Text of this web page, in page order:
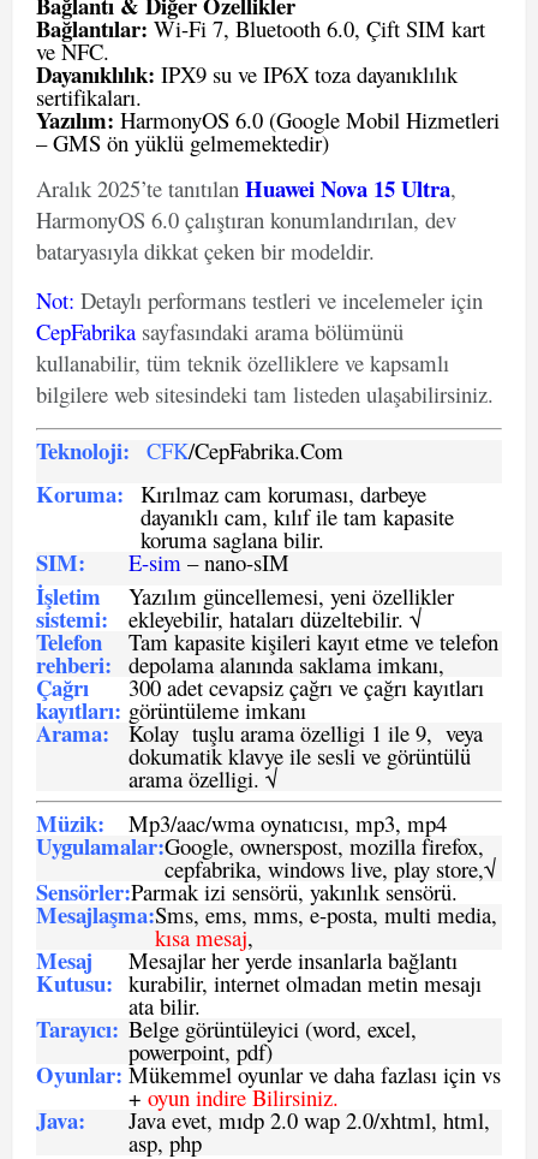
Bağlantılar: Wi-Fi 7, Bluetooth 6.0, Çift SIM kart
ve NFC.
Dayanıklılık: IPX9 su ve IP6X toza dayanıklılık
sertifikaları.
Yazılım: HarmonyOS 6.0 (Google Mobil Hizmetleri
– GMS ön yüklü gelmemektedir)
Aralık 2025’te tanıtılan Huawei Nova 15 Ultra,
HarmonyOS 6.0 çalıştıran konumlandırılan, dev
bataryasıyla dikkat çeken bir modeldir.
Not: Detaylı performans testleri ve incelemeler için
CepFabrika sayfasındaki arama bölümünü
kullanabilir, tüm teknik özelliklere ve kapsamlı
bilgilere web sitesindeki tam listeden ulaşabilirsiniz.
Teknoloji: CFK/CepFabrika.Com
Koruma: Kırılmaz cam koruması, darbeye
dayanıklı cam, kılıf ile tam kapasite
koruma saglana bilir.
SIM: E-sim – nano-sIM
İşletim
sistemi:
Yazılım güncellemesi, yeni özellikler
ekleyebilir, hataları düzeltebilir. √
Telefon
rehberi:
Tam kapasite kişileri kayıt etme ve telefon
depolama alanında saklama imkanı,
Çağrı
kayıtları:
300 adet cevapsiz çağrı ve çağrı kayıtları
görüntüleme imkanı
Arama: Kolay tuşlu arama özelligi 1 ile 9, veya
dokumatik klavye ile sesli ve görüntülü
arama özelligi. √
Müzik: Mp3/aac/wma oynatıcısı, mp3, mp4
Uygulamalar:Google, ownerspost, mozilla firefox,
cepfabrika, windows live, play store,√
Sensörler:Parmak izi sensörü, yakınlık sensörü.
Mesajlaşma:Sms, ems, mms, e-posta, multi media,
kısa mesaj,
Mesaj
Kutusu:
Mesajlar her yerde insanlarla bağlantı
kurabilir, internet olmadan metin mesajı
ata bilir.
Tarayıcı: Belge görüntüleyici (word, excel,
powerpoint, pdf)
Oyunlar: Mükemmel oyunlar ve daha fazlası için vs
+ oyun indire Bilirsiniz.
Java: Java evet, mıdp 2.0 wap 2.0/xhtml, html,
asp, php